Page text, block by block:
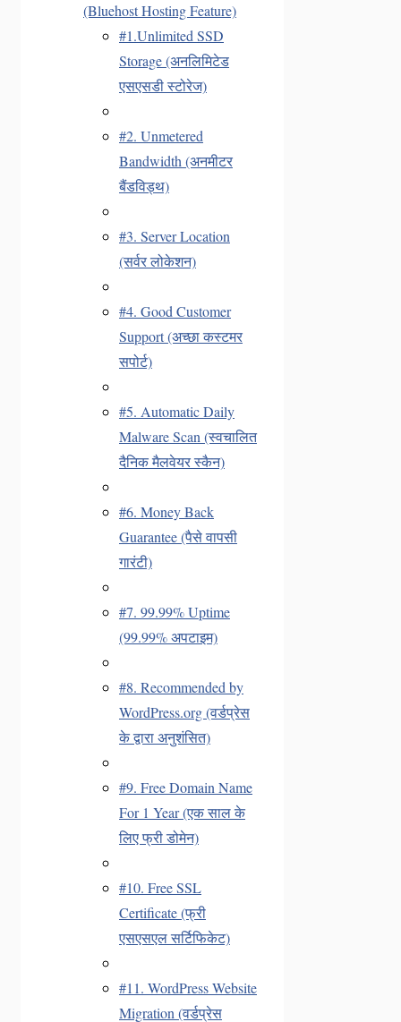
(Bluehost Hosting Feature)
#1.Unlimited SSD
Storage (अनलिमिटेड
एसएसडी स्टोरेज)
#2. Unmetered
Bandwidth (अनमीटर
बैंडविड्थ)
#3. Server Location
(सर्वर लोकेशन)
#4. Good Customer
Support (अच्छा कस्टमर
सपोर्ट)
#5. Automatic Daily
Malware Scan (स्वचालित
दैनिक मैलवेयर स्कैन)
#6. Money Back
Guarantee (पैसे वापसी
गारंटी)
#7. 99.99% Uptime
(99.99% अपटाइम)
#8. Recommended by
WordPress.org (वर्डप्रेस
के द्वारा अनुशंसित)
#9. Free Domain Name
For 1 Year (एक साल के
लिए फ्री डोमेन)
#10. Free SSL
Certificate (फ्री
एसएसएल सर्टिफिकेट)
#11. WordPress Website
Migration (वर्डप्रेस